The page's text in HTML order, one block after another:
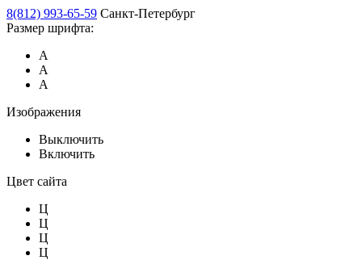
8(812) 993-65-59 Санкт-Петербург
Размер шрифта:
А
А
А
Изображения
Выключить
Включить
Цвет сайта
Ц
Ц
Ц
Ц